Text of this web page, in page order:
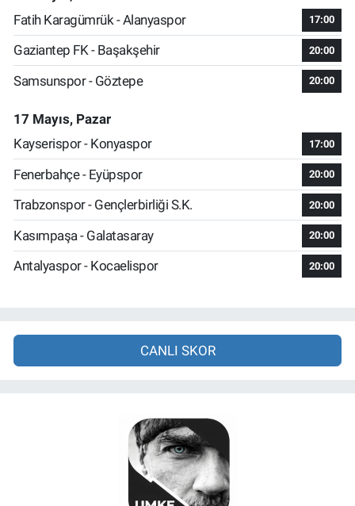
Fatih Karagümrük - Alanyaspor
17:00
Gaziantep FK - Başakşehir 20:00
Samsunspor - Göztepe 20:00
17 Mayıs, Pazar
Kayserispor - Konyaspor
17:00
Fenerbahçe - Eyüpspor 20:00
Trabzonspor - Gençlerbirliği S.K. 20:00
Kasımpaşa - Galatasaray 20:00
Antalyaspor - Kocaelispor 20:00
CANLI SKOR